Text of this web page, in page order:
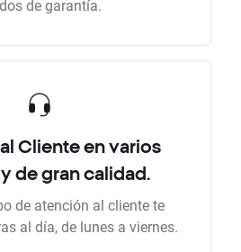
de garantía.
Cliente en varios
de gran calidad.
de atención al cliente te
al día, de lunes a viernes.